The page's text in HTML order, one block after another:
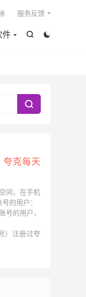


件
服务反馈

夸克每天
间，在手机
的用户：
号的用户，
）注册过夸